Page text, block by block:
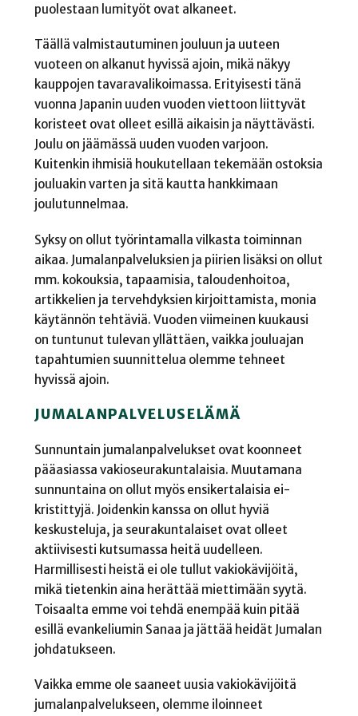
puolestaan lumityöt ovat alkaneet.
Täällä valmistautuminen jouluun ja uuteen
vuoteen on alkanut hyvissä ajoin, mikä näkyy
kauppojen tavaravalikoimassa. Erityisesti tänä
vuonna Japanin uuden vuoden viettoon liittyvät
koristeet ovat olleet esillä aikaisin ja näyttävästi.
Joulu on jäämässä uuden vuoden varjoon.
Kuitenkin ihmisiä houkutellaan tekemään ostoksia
jouluakin varten ja sitä kautta hankkimaan
joulutunnelmaa.
Syksy on ollut työrintamalla vilkasta toiminnan
aikaa. Jumalanpalveluksien ja piirien lisäksi on ollut
mm. kokouksia, tapaamisia, taloudenhoitoa,
artikkelien ja tervehdyksien kirjoittamista, monia
käytännön tehtäviä. Vuoden viimeinen kuukausi
on tuntunut tulevan yllättäen, vaikka jouluajan
tapahtumien suunnittelua olemme tehneet
hyvissä ajoin.
JUMALANPALVELUSELÄMÄ
Sunnuntain jumalanpalvelukset ovat koonneet
pääasiassa vakioseurakuntalaisia. Muutamana
sunnuntaina on ollut myös ensikertalaisia ei-
kristittyjä. Joidenkin kanssa on ollut hyviä
keskusteluja, ja seurakuntalaiset ovat olleet
aktiivisesti kutsumassa heitä uudelleen.
Harmillisesti heistä ei ole tullut vakiokävijöitä,
mikä tietenkin aina herättää miettimään syytä.
Toisaalta emme voi tehdä enempää kuin pitää
esillä evankeliumin Sanaa ja jättää heidät Jumalan
johdatukseen.
Vaikka emme ole saaneet uusia vakiokävijöitä
jumalanpalvelukseen, olemme iloinneet